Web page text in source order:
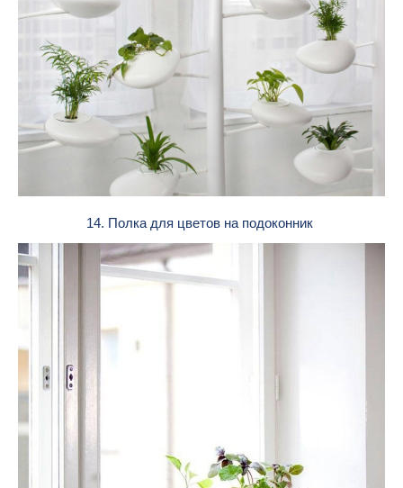
14. Полка для цветов на подоконник